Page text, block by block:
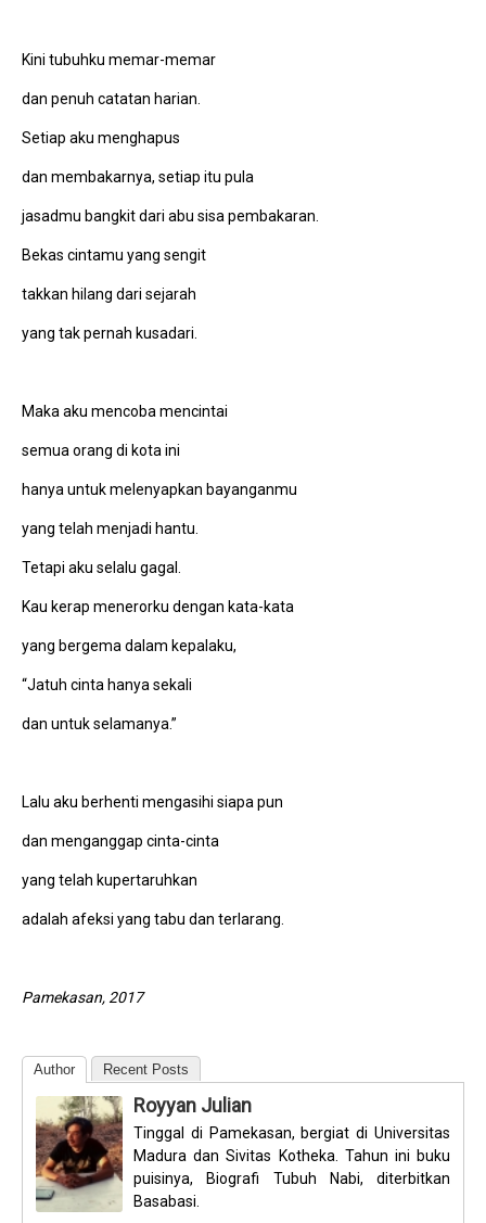
Kini tubuhku memar-memar
dan penuh catatan harian.
Setiap aku menghapus
dan membakarnya, setiap itu pula
jasadmu bangkit dari abu sisa pembakaran.
Bekas cintamu yang sengit
takkan hilang dari sejarah
yang tak pernah kusadari.
Maka aku mencoba mencintai
semua orang di kota ini
hanya untuk melenyapkan bayanganmu
yang telah menjadi hantu.
Tetapi aku selalu gagal.
Kau kerap menerorku dengan kata-kata
yang bergema dalam kepalaku,
“Jatuh cinta hanya sekali
dan untuk selamanya.”
Lalu aku berhenti mengasihi siapa pun
dan menganggap cinta-cinta
yang telah kupertaruhkan
adalah afeksi yang tabu dan terlarang.
Pamekasan, 2017
Author Recent Posts
Royyan Julian
Tinggal di Pamekasan, bergiat di Universitas
Madura dan Sivitas Kotheka. Tahun ini buku
puisinya, Biografi Tubuh Nabi, diterbitkan
Basabasi.